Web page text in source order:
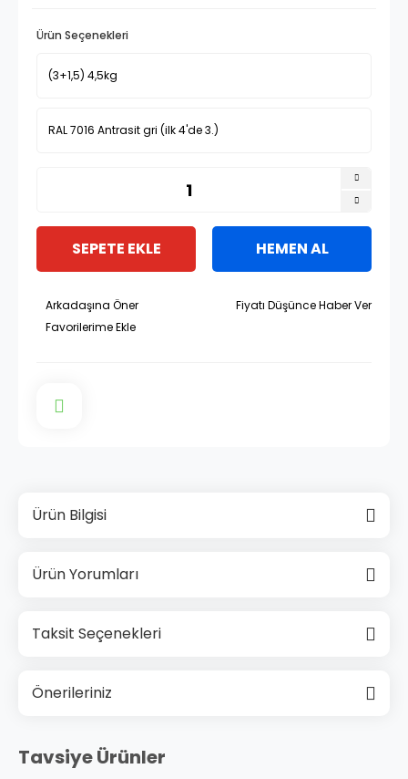
Ürün Seçenekleri
SEPETE EKLE HEMEN AL
Arkadaşına Öner Fiyatı Düşünce Haber Ver
Ürün Bilgisi
Ürün Yorumları
Taksit Seçenekleri
Önerileriniz
Tavsiye Ürünler